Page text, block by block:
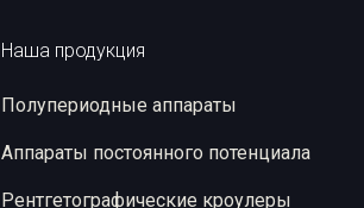
Наша продукция
Полупериодные аппараты
Аппараты постоянного потенциала
Рентгетографические кроулеры